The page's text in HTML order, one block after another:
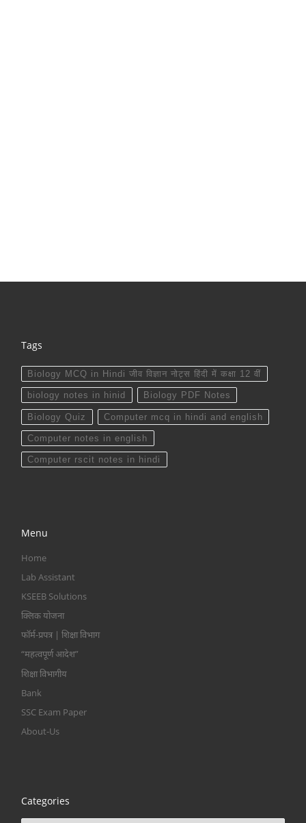
Tags
Biology MCQ in Hindi जीव विज्ञान नोट्स हिंदी में कक्षा 12 वीं
biology notes in hinid Biology PDF Notes
Biology Quiz Computer mcq in hindi and english
Computer notes in english
Computer rscit notes in hindi
Menu
Home
Lab Assistant
KSEEB Solutions
क्लिक योजना
फॉर्म-प्रपत्र | शिक्षा विभाग
“महत्वपूर्ण आदेश”
शिक्षा विभागीय
Bank
SSC Exam Paper
About-Us
Categories